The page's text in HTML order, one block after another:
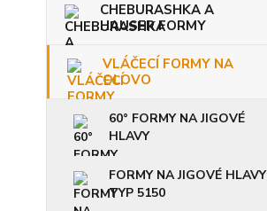
CHEBURASHKA A
HAUSER FORMY
VLÁČECÍ FORMY NA
OLOVO
60° FORMY NA JIGOVÉ
HLAVY
FORMY NA JIGOVÉ HLAVY
TYP 5150